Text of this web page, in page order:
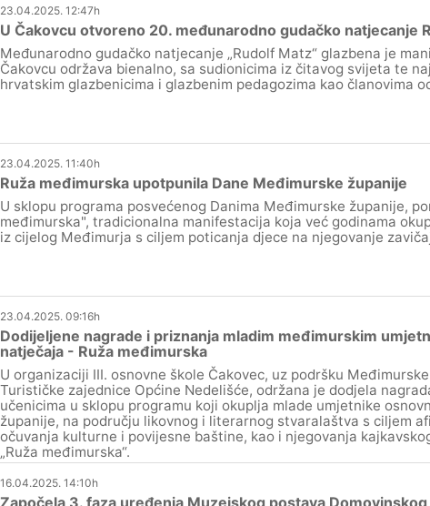
23.04.2025. 12:47h
U Čakovcu otvoreno 20. međunarodno gudačko natjecanje
Međunarodno gudačko natjecanje „Rudolf Matz“ glazbena je
Čakovcu održava bienalno, sa sudionicima iz čitavog svijeta te
hrvatskim glazbenicima i glazbenim pedagozima kao članovima
23.04.2025. 11:40h
Ruža međimurska upotpunila Dane Međimurske županije
U sklopu programa posvećenog Danima Međimurske županije,
međimurska", tradicionalna manifestacija koja već godinama
iz cijelog Međimurja s ciljem poticanja djece na njegovanje
23.04.2025. 09:16h
Dodijeljene nagrade i priznanja mladim međimurskim
natječaja - Ruža međimurska
U organizaciji III. osnovne škole Čakovec, uz podršku
Turističke zajednice Općine Nedelišće, održana je dodjela
učenicima u sklopu programu koji okuplja mlade umjetnike
županije, na području likovnog i literarnog stvaralaštva s ciljem
očuvanja kulturne i povijesne baštine, kao i njegovanja
„Ruža međimurska“.
16.04.2025. 14:10h